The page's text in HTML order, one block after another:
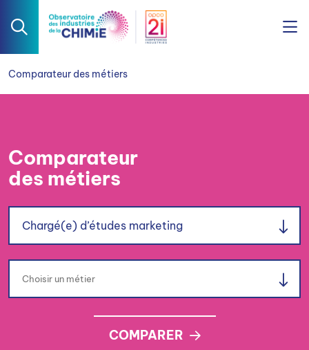
Comparateur des métiers
Comparateur
des métiers
Chargé(e) d’études marketing
COMPARER